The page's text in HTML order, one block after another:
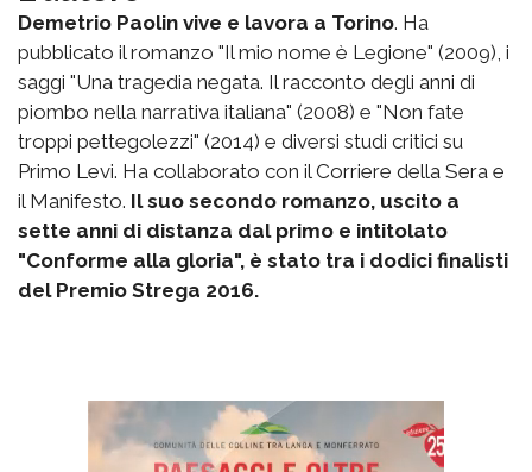
Demetrio Paolin vive e lavora a Torino. Ha
pubblicato il romanzo "Il mio nome è Legione" (2009), i
saggi "Una tragedia negata. Il racconto degli anni di
piombo nella narrativa italiana" (2008) e "Non fate
troppi pettegolezzi" (2014) e diversi studi critici su
Primo Levi. Ha collaborato con il Corriere della Sera e
il Manifesto. Il suo secondo romanzo, uscito a
sette anni di distanza dal primo e intitolato
"Conforme alla gloria", è stato tra i dodici finalisti
del Premio Strega 2016.